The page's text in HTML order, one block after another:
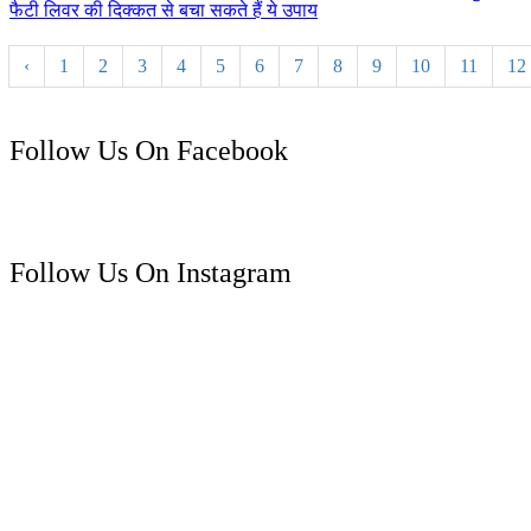
फैटी लिवर की दिक्कत से बचा सकते हैं ये उपाय
‹ 1 2 3 4 5 6 7 8 9 10 11 12
Follow Us On Facebook
Follow Us On Instagram